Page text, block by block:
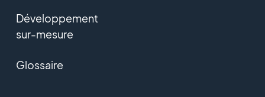
Développement
sur-mesure
Glossaire